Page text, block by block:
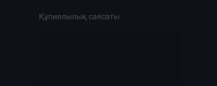
Құпиялылық саясаты